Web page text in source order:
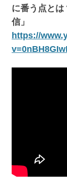
に番う点と
信」
https://